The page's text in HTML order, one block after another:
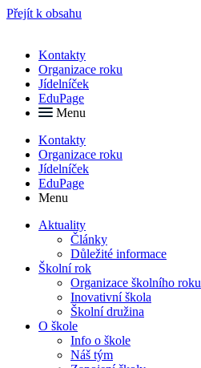
Přejít k obsahu
Kontakty
Organizace roku
Jídelníček
EduPage
Menu
Kontakty
Organizace roku
Jídelníček
EduPage
Menu
Aktuality
Články
Důležité informace
Školní rok
Organizace školního roku
Inovativní škola
Školní družina
O škole
Info o škole
Náš tým